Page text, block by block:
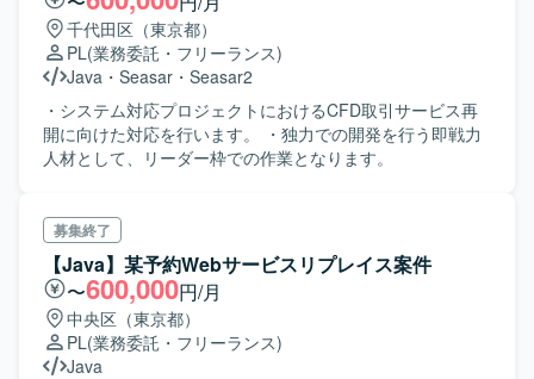
千代田区（東京都）
PL(業務委託・フリーランス)
Java ・ Seasar・Seasar2
・システム対応プロジェクトにおけるCFD取引サービス再
開に向けた対応を行います。 ・独力での開発を行う即戦力
人材として、リーダー枠での作業となります。
募集終了
【Java】某予約Webサービスリプレイス案件
〜600,000円/月
中央区（東京都）
PL(業務委託・フリーランス)
Java